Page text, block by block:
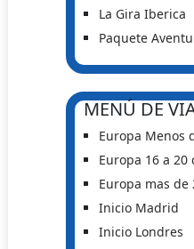
La Gira Iberica
Paquete
MENÚ DE
Europa Menos
Europa 16 a 20
Europa mas de
Inicio Madrid
Inicio Londres